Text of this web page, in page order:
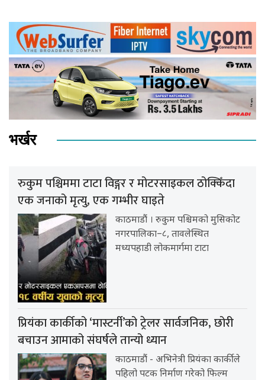
भर्खर
रुकुम पश्चिममा टाटा विङ्गर र मोटरसाइकल ठोक्किँदा
एक जनाको मृत्यु, एक गम्भीर घाइते
काठमाडौं । रुकुम पश्चिमको मुसिकोट
नगरपालिका–८, तावलेस्थित
मध्यपहाडी लोकमार्गमा टाटा
प्रियंका कार्कीको ‘मास्टर्नी’को ट्रेलर सार्वजनिक, छोरी
बचाउन आमाको संघर्षले तान्यो ध्यान
काठमाडौं - अभिनेत्री प्रियंका कार्कीले
पहिलो पटक निर्माण गरेको फिल्म